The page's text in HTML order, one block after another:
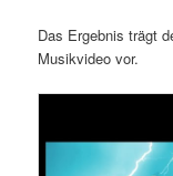
Das Ergebnis trägt
Musikvideo vor.